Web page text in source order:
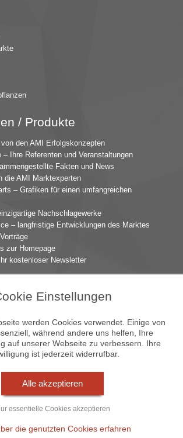
/ Produkte
den AMI Erfolgskonzepten
– Ihre Referenten und Veranstaltungen
Fakten und News
die AMI Marktexperten
– Grafiken für einen umfangreichen
Nachschlagewerke
– langfristige Entwicklungen des Marktes
zur Homepage
kostenloser Newsletter
Einstellungen
werden Cookies verwendet. Einige von
während andere uns helfen, Ihre
auf unserer Webseite zu verbessern. Ihre
ist jederzeit widerrufbar.
Alle akzeptieren
essentielle Cookies akzeptieren
die genutzten Cookies erfahren